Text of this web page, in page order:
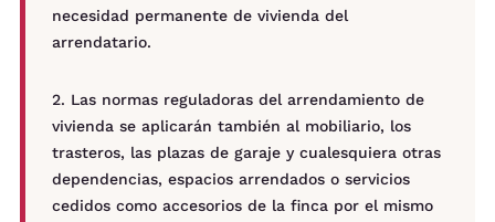
necesidad permanente de vivienda del
arrendatario.
2. Las normas reguladoras del arrendamiento de
vivienda se aplicarán también al mobiliario, los
trasteros, las plazas de garaje y cualesquiera otras
dependencias, espacios arrendados o servicios
cedidos como accesorios de la finca por el mismo